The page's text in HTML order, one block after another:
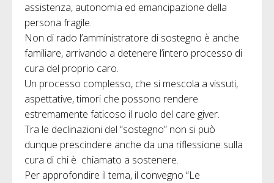
assistenza, autonomia ed emancipazione della
persona fragile.
Non di rado l’amministratore di sostegno è anche
familiare, arrivando a detenere l’intero processo di
cura del proprio caro.
Un processo complesso, che si mescola a vissuti,
aspettative, timori che possono rendere
estremamente faticoso il ruolo del care giver.
Tra le declinazioni del “sostegno” non si può
dunque prescindere anche da una riflessione sulla
cura di chi è chiamato a sostenere.
Per approfondire il tema, il convegno “Le